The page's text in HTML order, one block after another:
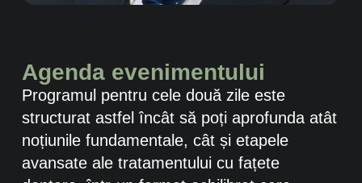
Agenda evenimentului
Programul pentru cele două zile este
structurat astfel încât să poți aprofunda atât
noțiunile fundamentale, cât și etapele
avansate ale tratamentului cu fațete